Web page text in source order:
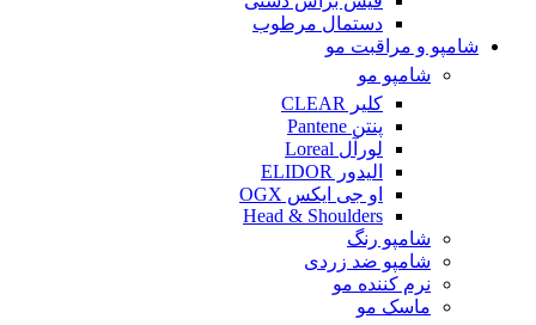
دستمال مرطوب
شامپو و مراقبت مو
شامپو مو
کلیر CLEAR
پنتن Pantene
لورآل Loreal
الیدور ELIDOR
او جی ایکس OGX
Head & Shoulders
شامپو رنگ
شامپو ضد زردی
نرم کننده مو
ماسک مو